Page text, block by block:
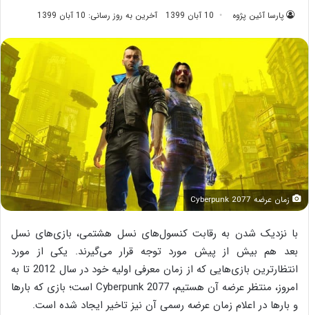
پارسا آئین پژوه 10 آبان 1399 آخرین به روز رسانی: 10 آبان 1399
زمان عرضه Cyberpunk 2077
با نزدیک شدن به رقابت کنسول‌های نسل هشتمی، بازی‌های نسل
بعد هم بیش از پیش مورد توجه قرار می‌گیرند. یکی از مورد
انتظارترین بازی‌هایی که از زمان معرفی اولیه خود در سال 2012 تا به
امروز، منتظر عرضه آن هستیم، Cyberpunk 2077 است؛ بازی که بارها
و بارها در اعلام زمان عرضه رسمی آن نیز تاخیر ایجاد شده است.